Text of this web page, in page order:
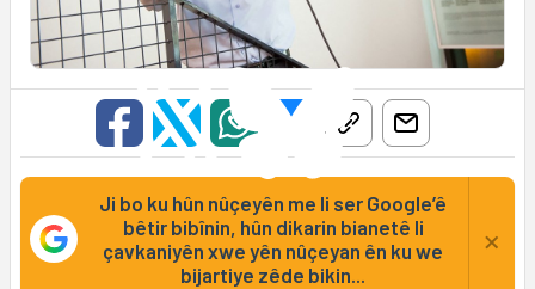
Ji bo ku hûn nûçeyên me li ser Google’ê
bêtir bibînin, hûn dikarin bianetê li
çavkaniyên xwe yên nûçeyan ên ku we
bijartiye zêde bikin...
×